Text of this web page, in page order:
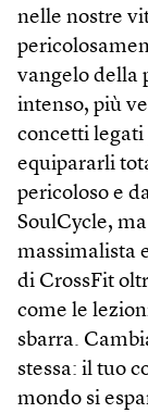
nelle nostre
vangelo della
intenso, più
concetti
equipararli
pericoloso e
SoulCycle,
massimalista
di CrossFit
come le
sbarra.
stessa: il tuo
mondo si